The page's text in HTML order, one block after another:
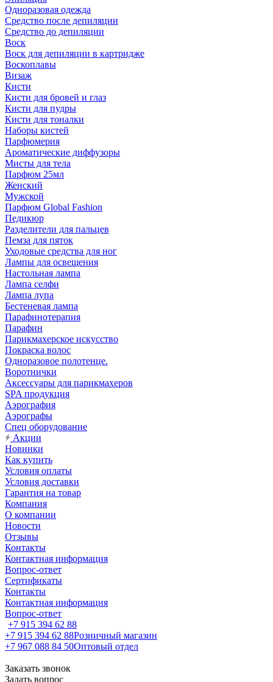
Одноразовая одежда
Средство после депиляции
Средство до депиляции
Воск
Воск для депиляции в картридже
Воскоплавы
Визаж
Кисти
Кисти для бровей и глаз
Кисти для пудры
Кисти для тоналки
Наборы кистей
Парфюмерия
Ароматические диффузоры
Мисты для тела
Парфюм 25мл
Женский
Мужской
Парфюм Global Fashion
Педикюр
Разделители для пальцев
Пемза для пяток
Уходовые средства для ног
Лампы для освещения
Настольная лампа
Лампа селфи
Лампа лупа
Бестеневая лампа
Парафинотерапия
Парафин
Парикмахерское искусство
Покраска волос
Одноразовое полотенце.
Воротнички
Аксессуары для парикмахеров
SPA продукция
Аэрография
Аэрографы
Спец оборудование
Акции
Новинки
Как купить
Условия оплаты
Условия доставки
Гарантия на товар
Компания
О компании
Новости
Отзывы
Контакты
Контактная информация
Вопрос-ответ
Сертификаты
Контакты
Контактная информация
Вопрос-ответ
+7 915 394 62 88
+7 915 394 62 88Розничный магазин
+7 967 088 84 50Оптовый отдел
Заказать звонок
Задать вопрос